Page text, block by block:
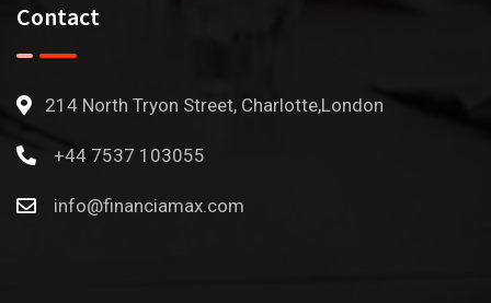
Contact
214 North Tryon Street, Charlotte,London
+44 7537 103055
info@financiamax.com